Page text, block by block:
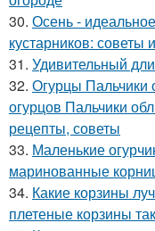
30. Осень -
кустарников: советы
31. Удивительный
32. Огурцы Пальчики
огурцов Пальчики
рецепты, советы
33. Маленькие
маринованные
34. Какие корзины
плетеные корзины